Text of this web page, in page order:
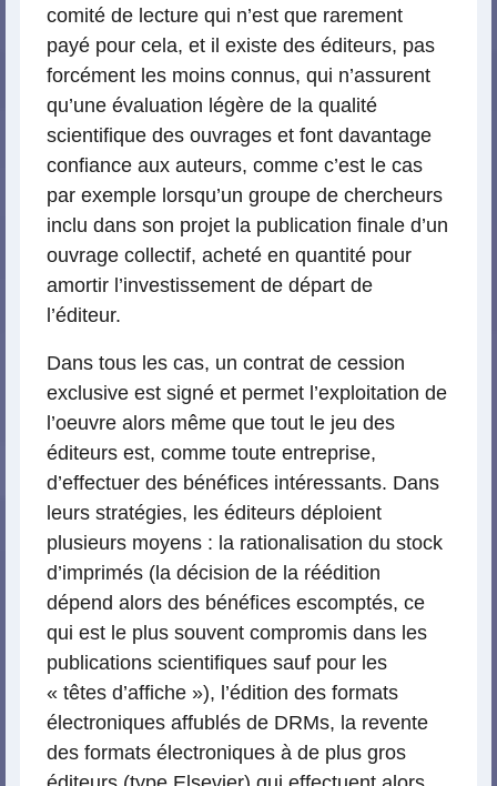
comité de lecture qui n’est que rarement
payé pour cela, et il existe des éditeurs, pas
forcément les moins connus, qui n’assurent
qu’une évaluation légère de la qualité
scientifique des ouvrages et font davantage
confiance aux auteurs, comme c’est le cas
par exemple lorsqu’un groupe de chercheurs
inclu dans son projet la publication finale d’un
ouvrage collectif, acheté en quantité pour
amortir l’investissement de départ de
l’éditeur.
Dans tous les cas, un contrat de cession
exclusive est signé et permet l’exploitation de
l’oeuvre alors même que tout le jeu des
éditeurs est, comme toute entreprise,
d’effectuer des bénéfices intéressants. Dans
leurs stratégies, les éditeurs déploient
plusieurs moyens : la rationalisation du stock
d’imprimés (la décision de la réédition
dépend alors des bénéfices escomptés, ce
qui est le plus souvent compromis dans les
publications scientifiques sauf pour les
« têtes d’affiche »), l’édition des formats
électroniques affublés de DRMs, la revente
des formats électroniques à de plus gros